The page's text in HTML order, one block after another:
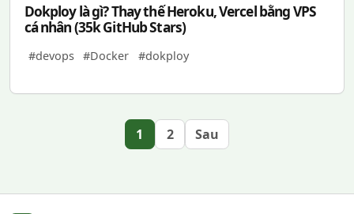
Dokploy là gì? Thay thế Heroku, Vercel bằng VPS
cá nhân (35k GitHub Stars)
#devops #Docker #dokploy
1 2 Sau